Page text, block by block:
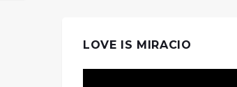
LOVE IS MIRACIO